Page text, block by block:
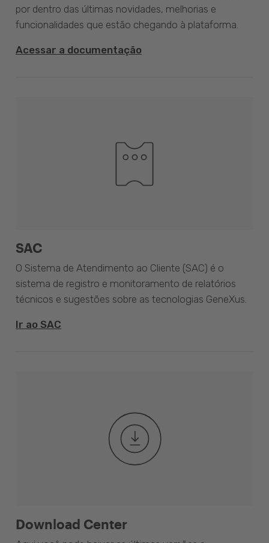
por dentro das últimas novidades, melhorias e
funcionalidades que estão chegando à plataforma.
Acessar a documentação
SAC
O Sistema de Atendimento ao Cliente (SAC) é o
sistema de registro e monitoramento de relatórios
técnicos e sugestões sobre as tecnologias GeneXus.
Ir ao SAC
Download Center